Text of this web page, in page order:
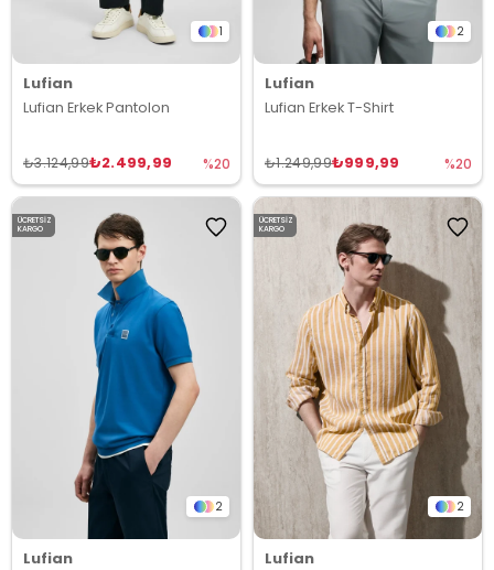
1
Lufian
Lufian Erkek Pantolon
₺2.499,99
₺3.124,99 %20
2
Lufian
Lufian Erkek T-Shirt
₺999,99
₺1.249,99 %20
2
Lufian
ÜCRETSIZ
KARGO
2
Lufian
ÜCRETSIZ
KARGO